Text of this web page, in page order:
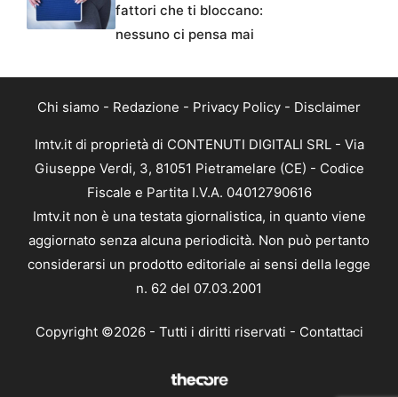
fattori che ti bloccano:
nessuno ci pensa mai
Chi siamo - Redazione - Privacy Policy - Disclaimer
Imtv.it di proprietà di CONTENUTI DIGITALI SRL - Via
Giuseppe Verdi, 3, 81051 Pietramelare (CE) - Codice
Fiscale e Partita I.V.A. 04012790616
Imtv.it non è una testata giornalistica, in quanto viene
aggiornato senza alcuna periodicità. Non può pertanto
considerarsi un prodotto editoriale ai sensi della legge
n. 62 del 07.03.2001
Copyright ©2026 - Tutti i diritti riservati - Contattaci